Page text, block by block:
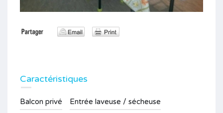
Caractéristiques
Balcon privé Entrée laveuse / sécheuse